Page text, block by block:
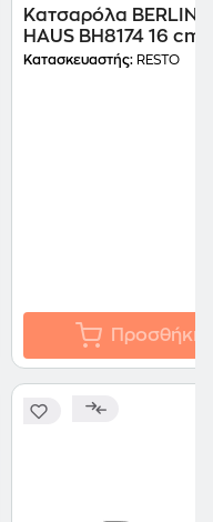
Κατσαρόλα
HAUS BH8174 16 cm
Μαύρο
Κατασκευαστής: RESTO
Προσθήκη